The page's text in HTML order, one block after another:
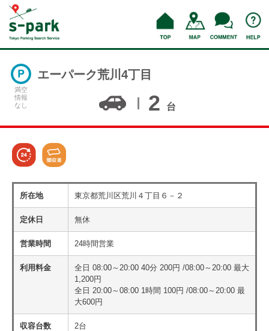
満空
情報
なし
エーパーク荒川4丁目
2 台
所在地 東京都荒川区荒川４丁目６－２
定休日 無休
営業時間 24時間営業
利用料金
全日 08:00～20:00 40分 200円 /08:00～20:00 最大
1,200円
全日 20:00～08:00 1時間 100円 /08:00～20:00 最
大600円
収容台数 2台